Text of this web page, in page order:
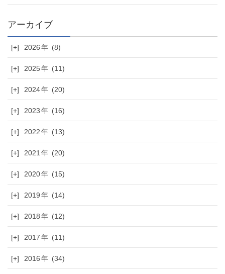
[+] 2026 (8)
[+] 2025 (11)
[+] 2024 (20)
[+] 2023 (16)
[+] 2022 (13)
[+] 2021 (20)
[+] 2020 (15)
[+] 2019 (14)
[+] 2018 (12)
[+] 2017 (11)
[+] 2016 (34)